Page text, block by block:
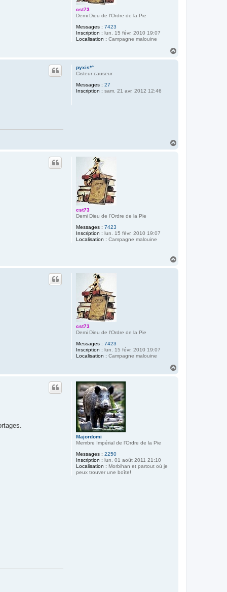
cst73
Demi Dieu de l'Ordre de la Pie
Messages : 7423
Inscription : lun. 15 févr. 2010 19:07
Localisation : Campagne malouine
pyxis*°
Cisteur causeur
Messages : 27
Inscription : sam. 21 avr. 2012 12:46
cst73
Demi Dieu de l'Ordre de la Pie
Messages : 7423
Inscription : lun. 15 févr. 2010 19:07
Localisation : Campagne malouine
cst73
Demi Dieu de l'Ordre de la Pie
Messages : 7423
Inscription : lun. 15 févr. 2010 19:07
Localisation : Campagne malouine
Majordomi
Membre Impérial de l'Ordre de la Pie
Messages : 2250
Inscription : lun. 01 août 2011 21:10
Localisation : Morbihan et partout où je
peux trouver une boîte!